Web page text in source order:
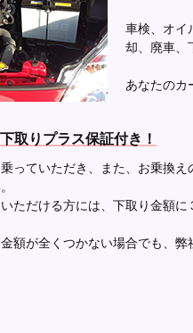
車検、オイ
却、廃車、
あなたのカ
取りプラス保証付き！
っていただき、また、お乗換
ただける方には、下取り金額
額が全くつかない場合でも、